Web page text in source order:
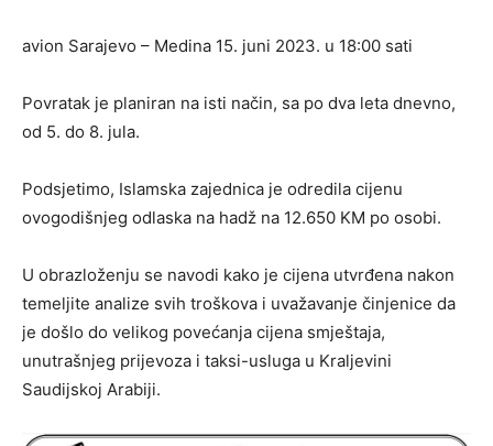
avion Sarajevo – Medina 15. juni 2023. u 18:00 sati
Povratak je planiran na isti način, sa po dva leta dnevno,
od 5. do 8. jula.
Podsjetimo, Islamska zajednica je odredila cijenu
ovogodišnjeg odlaska na hadž na 12.650 KM po osobi.
U obrazloženju se navodi kako je cijena utvrđena nakon
temeljite analize svih troškova i uvažavanje činjenice da
je došlo do velikog povećanja cijena smještaja,
unutrašnjeg prijevoza i taksi-usluga u Kraljevini
Saudijskoj Arabiji.